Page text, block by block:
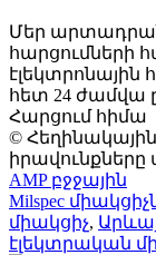
Մեր
հարցումների
էլեկտրոնային
հետ 24 ժամվա
Հարցում հիմա
© Հեղինակային
AMP բջջային
Milspec
միակցիչ,
էլեկտրական